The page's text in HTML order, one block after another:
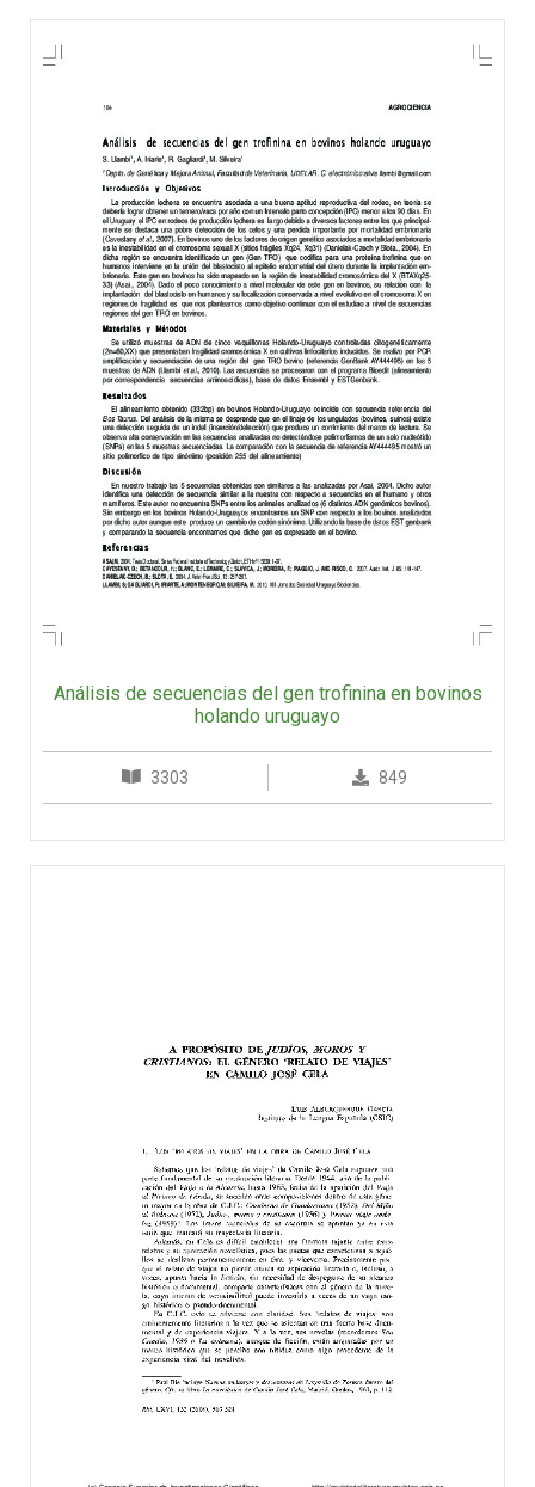
Análisis de secuencias del gen trofinina en bovinos
holando uruguayo
3303 849